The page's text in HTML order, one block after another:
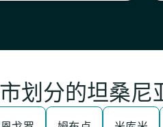
划分的坦桑尼